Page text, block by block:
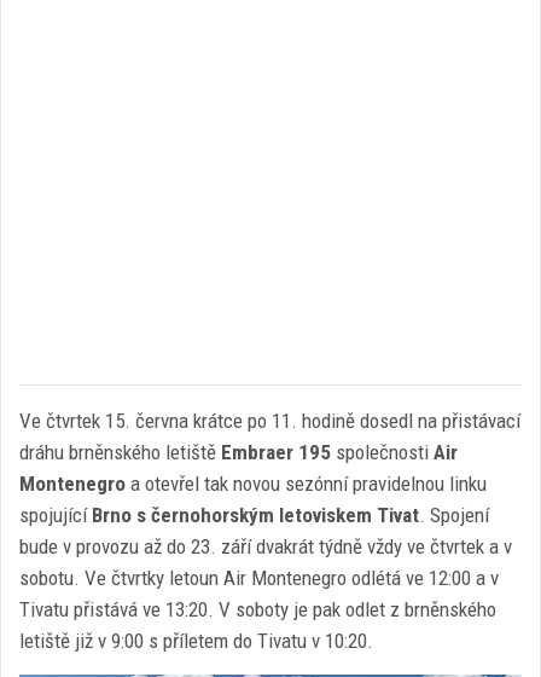
Ve čtvrtek 15. června krátce po 11. hodině dosedl na přistávací
dráhu brněnského letiště Embraer 195 společnosti Air
Montenegro a otevřel tak novou sezónní pravidelnou linku
spojujícíBrno s černohorským letoviskem Tivat. Spojení
bude v provozu až do 23. září dvakrát týdně vždy ve čtvrtek a v
sobotu. Ve čtvrtky letoun Air Montenegro odlétá ve 12:00 a v
Tivatu přistává ve 13:20. V soboty je pak odlet z brněnského
letiště již v 9:00 s příletem do Tivatu v 10:20.